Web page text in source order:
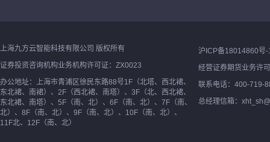
上海九方云智能科技有限公司 版权所有
证券投资咨询机构业务机构许可证：ZX0023
办公地址：上海市青浦区徐民东路88号1F（北塔、西北裙、
东北裙、南裙）、2F（西北裙、南塔）、3F（北、西北裙、
东北裙、南塔）、5F（南、北）、6F（南、北）、7F（南、
北）、8F（南、北）、9F（南、北）、10F（南、北）、
11F北、12F（南、北）
沪ICP备18014860号-
经营证券期货业务许
联系电话：400-719-
总经理信箱：